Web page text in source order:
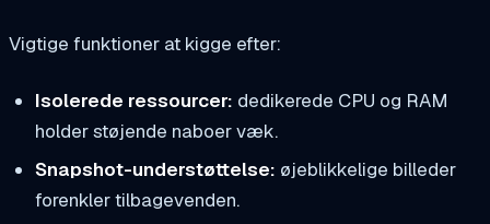
Vigtige funktioner at kigge efter:
Isolerede ressourcer: dedikerede CPU og RAM
holder støjende naboer væk.
Snapshot-understøttelse: øjeblikkelige billeder
forenkler tilbagevenden.